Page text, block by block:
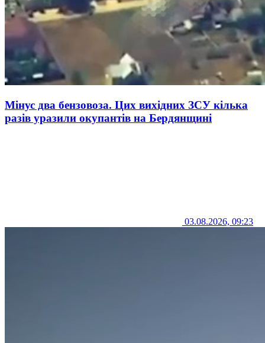
Мінус два бензовоза. Цих вихідних ЗСУ кілька
разів уразили окупантів на Бердянщині
03.08.2026, 09:23